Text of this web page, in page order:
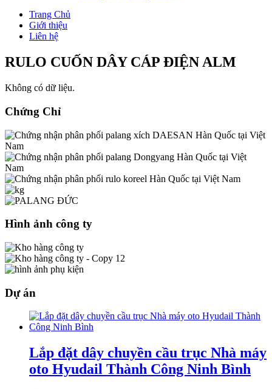
Trang Chủ
Giới thiệu
Liên hệ
RULO CUỐN DÂY CÁP ĐIỆN ALM
Không có dữ liệu.
Chứng Chỉ
Hình ảnh công ty
Dự án
Lắp đặt dây chuyền cầu trục Nhà máy
oto Hyudail Thành Công Ninh Bình